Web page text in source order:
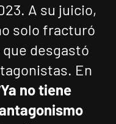
A su juicio,
solo fracturó
desgastó
En
Ya no tiene